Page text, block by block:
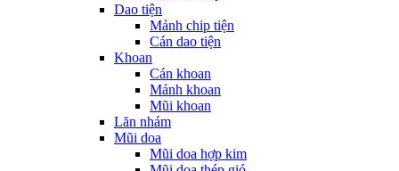
Dao tiện
Mảnh chip tiện
Cán dao tiện
Khoan
Cán khoan
Mảnh khoan
Mũi khoan
Lăn nhám
Mũi doa
Mũi doa hợp kim